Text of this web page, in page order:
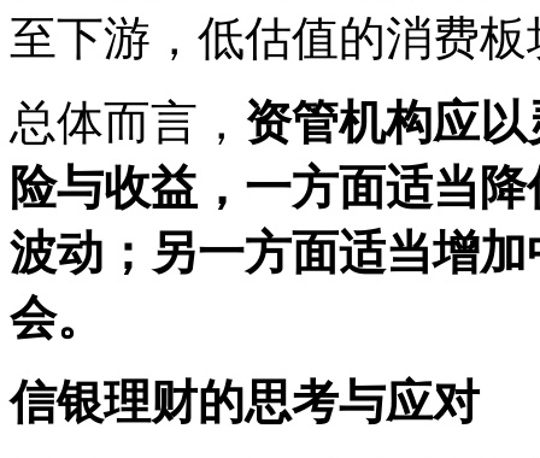
至下游，低估值的消费
总体而言， 资管机构应
险与收益，一方面适当
波动；另一方面适当增
会。
信银理财的思考与应对